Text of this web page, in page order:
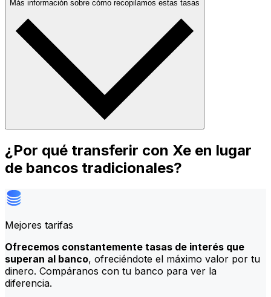
Más información sobre cómo recopilamos estas tasas
¿Por qué transferir con Xe en lugar
de bancos tradicionales?
Mejores tarifas
Ofrecemos constantemente tasas de interés que
superan al banco, ofreciéndote el máximo valor por tu
dinero. Compáranos con tu banco para ver la
diferencia.